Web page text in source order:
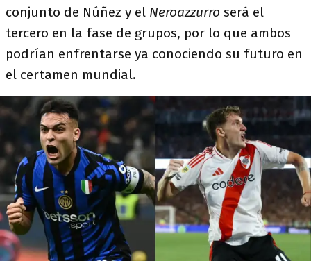
conjunto de Núñez y el Neroazzurro será el
tercero en la fase de grupos, por lo que ambos
podrían enfrentarse ya conociendo su futuro en
el certamen mundial.